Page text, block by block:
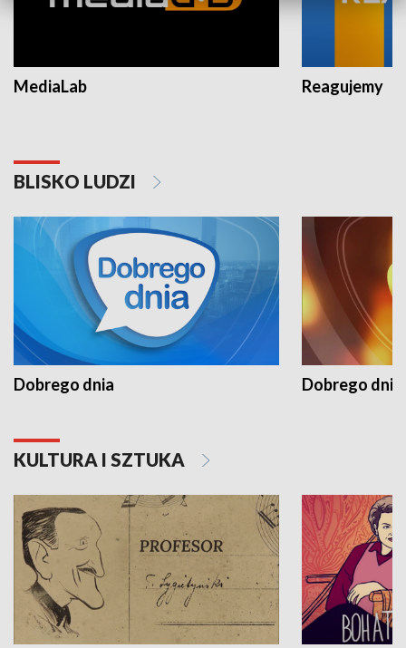
MediaLab Reagujemy
BLISKO LUDZI
Dobrego dnia Dobrego dnia
KULTURA I SZTUKA